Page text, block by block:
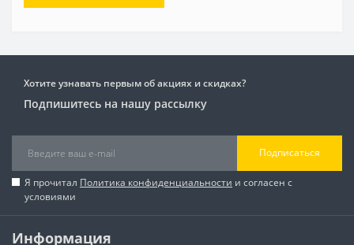
Хотите узнавать первым об акциях и скидках?
Подпишитесь на нашу рассылку
Подписаться
Я прочитал Политика конфиденциальности и согласен с
условиями
Информация